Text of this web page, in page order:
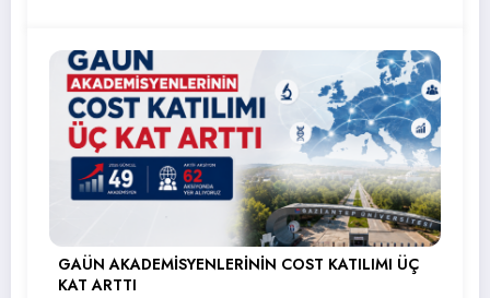
GAÜN AKADEMİSYENLERİNİN COST KATILIMI ÜÇ
KAT ARTTI